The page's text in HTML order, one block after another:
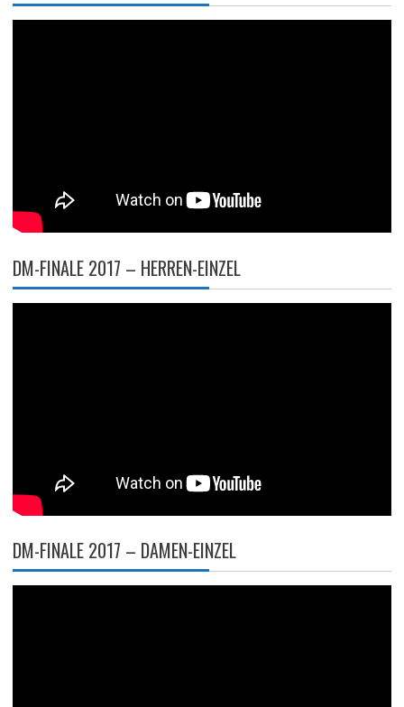
DM-FINALE 2017 – HERREN-EINZEL
DM-FINALE 2017 – DAMEN-EINZEL